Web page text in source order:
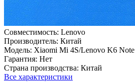
Совместимость: Lenovo
Производитель: Китай
Модель: Xiaomi Mi 4S/Lenovo K6 Note
Гарантия: Нет
Страна производства: Китай
Все характеристики